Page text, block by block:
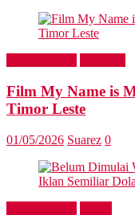
Film My Name is
Timor Leste
01/05/2026 Suarez 0